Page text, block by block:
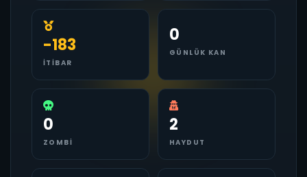
-183
İTIBAR
0
GÜNLÜK KAN
0
ZOMBI
2
HAYDUT